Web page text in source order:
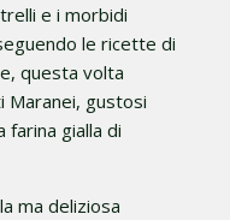
e i morbidi
le ricette di
questa volta
Maranei, gustosi
farina gialla di
ma deliziosa